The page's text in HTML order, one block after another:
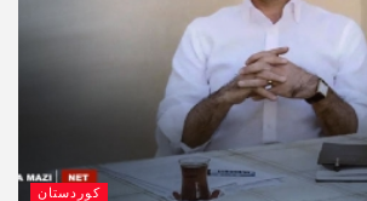
کوردستان